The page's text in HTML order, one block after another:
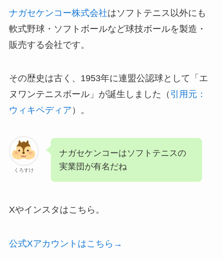
ナガセケンコー株式会社はソフトテニス以外にも
軟式野球・ソフトボールなど球技ボールを製造・
販売する会社です。
その歴史は古く、1953年に連盟公認球として「エ
ヌワンテニスボール」が誕生しました（ 引用元：
ウィキペディア ）。
くろすけ
ナガセケンコーはソフトテニスの
実業団が有名だね
Xやインスタはこちら。
公式Xアカウントはこちら→